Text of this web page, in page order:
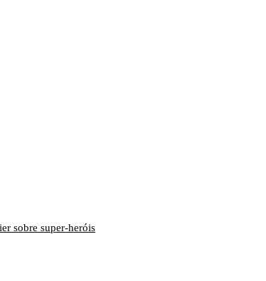
sobre super-heróis